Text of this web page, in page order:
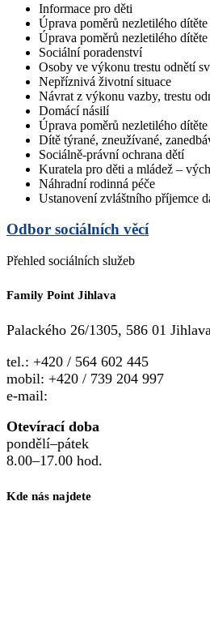
Informace pro děti
Úprava poměrů nezletilého
Úprava poměrů nezletilého
Sociální poradenství
Osoby ve výkonu trestu odnětí
Nepříznivá životní situace
Návrat z výkonu vazby, trestu
Domácí násilí
Úprava poměrů nezletilého
Dítě týrané, zneužívané,
Sociálně-právní ochrana dětí
Kuratela pro děti a mládež –
Náhradní rodinná péče
Ustanovení zvláštního příjemce
Odbor sociálních věcí
Přehled sociálních služeb
Family Point Jihlava
Palackého 26/1305, 586 01 Jihlava
tel.: +420 / 564 602 445
mobil: +420 / 739 204 997
e-mail:
Otevírací doba
pondělí–pátek
8.00–17.00 hod.
Kde nás najdete